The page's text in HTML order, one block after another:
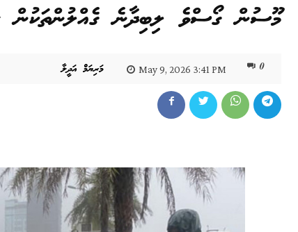
މޫސުން ގޯސްވެ ލިބިދާނެ ގެއްލުންތަކުން
މަރިޔަމް އަދީލާ May 9, 2026 3:41 PM 0